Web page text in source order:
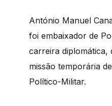
António Manuel
foi embaixador de
carreira
missão temporária
Político-Militar.